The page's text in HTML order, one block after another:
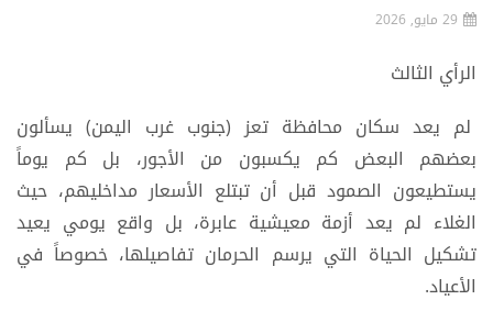
29 مايو, 2026
الرأي الثالث
لم يعد سكان محافظة تعز (جنوب غرب اليمن) يسألون
بعضهم البعض كم يكسبون من الأجور، بل كم يوماً
يستطيعون الصمود قبل أن تبتلع الأسعار مداخليهم، حيث
الغلاء لم يعد أزمة معيشية عابرة، بل واقع يومي يعيد
تشكيل الحياة التي يرسم الحرمان تفاصيلها، خصوصاً في
الأعياد.